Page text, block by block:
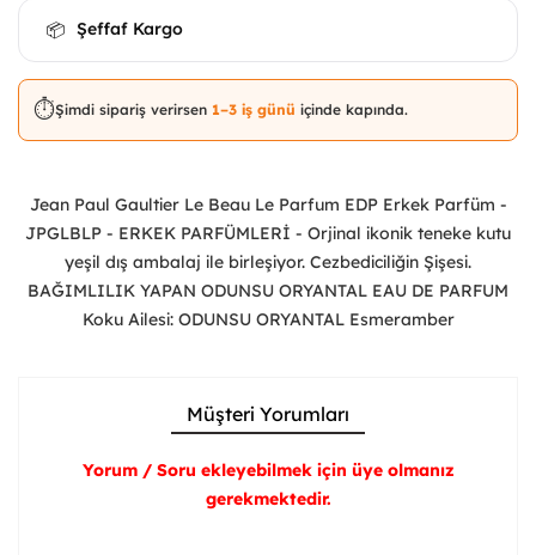
📦 Şeffaf Kargo
⏱️Şimdi sipariş verirsen 1–3 iş günü içinde kapında.
Jean Paul Gaultier Le Beau Le Parfum EDP Erkek Parfüm -
JPGLBLP - ERKEK PARFÜMLERİ - Orjinal ikonik teneke kutu
yeşil dış ambalaj ile birleşiyor. Cezbediciliğin Şişesi.
BAĞIMLILIK YAPAN ODUNSU ORYANTAL EAU DE PARFUM
Koku Ailesi: ODUNSU ORYANTAL Esmeramber
Müşteri Yorumları
Yorum / Soru ekleyebilmek için üye olmanız
gerekmektedir.